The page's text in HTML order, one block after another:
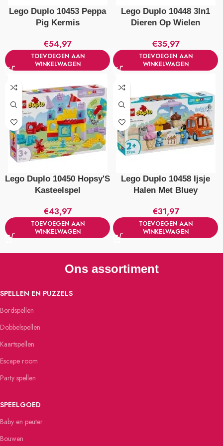
Lego Duplo 10453 Peppa
Pig Kermis
€54,97
TOEVOEGEN AAN
WINKELWAGEN
Lego Duplo 10448 3In1
Dieren Op Wielen
€35,97
TOEVOEGEN AAN
WINKELWAGEN
Lego Duplo 10450 Hopsy'S
Kasteelspel
€43,97
TOEVOEGEN AAN
WINKELWAGEN
Lego Duplo 10458 Ijsje
Halen Met Bluey
€31,97
TOEVOEGEN AAN
WINKELWAGEN
Ons assortiment
SPELLEN EN PUZZELS
Bordspellen
Dobbelspellen
Kaartspellen
Escape room
Party spellen
SPEELGOED
Baby en peuter
Bouwen